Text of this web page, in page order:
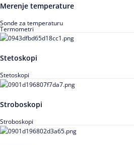
Merenje temperature
Sonde za temperaturu
Termometri
Stetoskopi
Stetoskopi
Stroboskopi
Stroboskopi